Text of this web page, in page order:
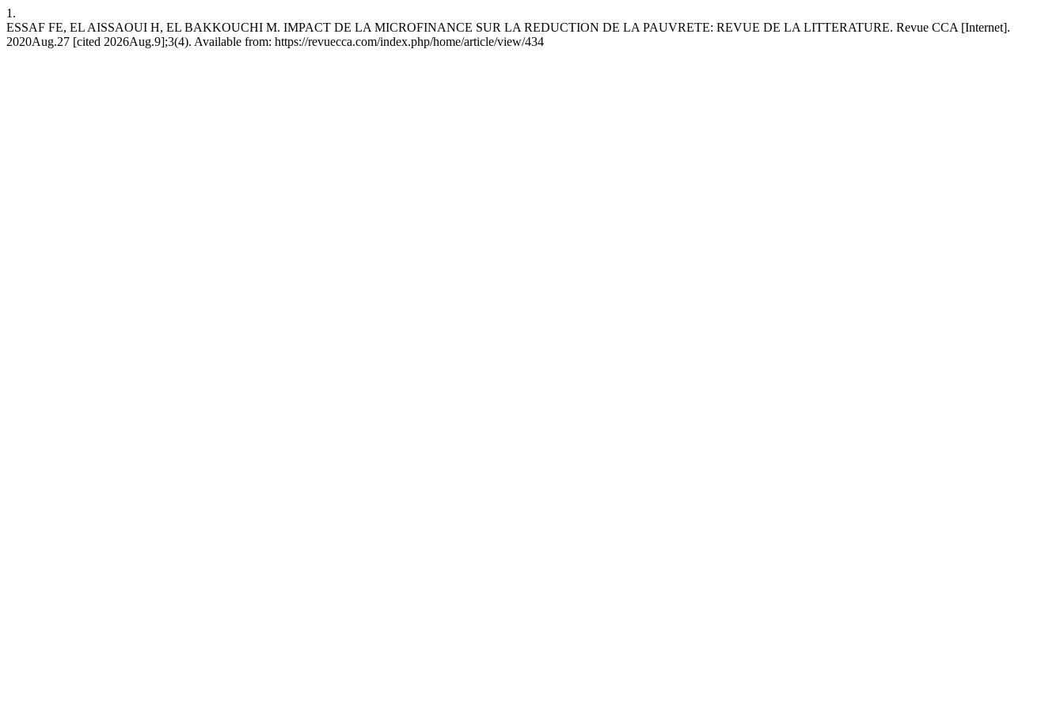
1.
ESSAF FE, EL AISSAOUI H, EL BAKKOUCHI M. IMPACT DE LA MICROFINANCE SUR LA REDUCTION DE LA PAUVRETE: REVUE DE LA LITTERATURE. Revue CCA [Internet].
2020Aug.27 [cited 2026Aug.9];3(4). Available from: https://revuecca.com/index.php/home/article/view/434